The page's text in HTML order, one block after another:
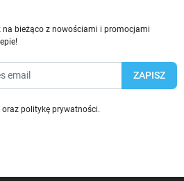
bieżąco z nowościami i promocjami
oraz politykę prywatności.